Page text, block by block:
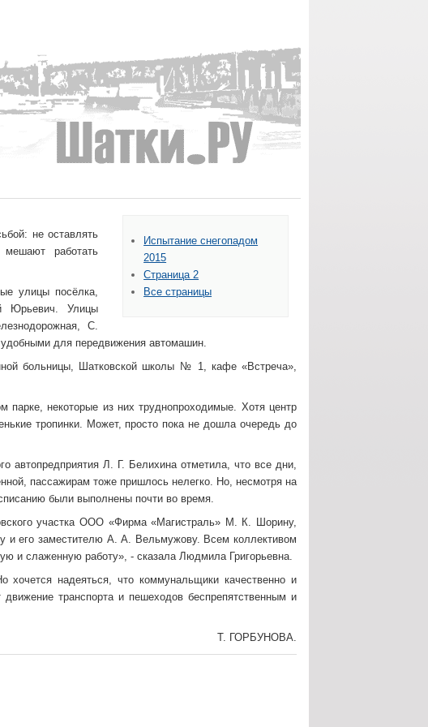
Испытание снегопадом
2015
Страница 2
Все страницы
не оставлять
работать
улицы посёлка,
Юрьевич. Улицы
С.
для передвижения автомашин.
больницы, Шатковской школы № 1, кафе «Встреча»,
парке, некоторые из них труднопроходимые. Хотя центр
тропинки. Может, просто пока не дошла очередь до
автопредприятия Л. Г. Белихина отметила, что все дни,
пассажирам тоже пришлось нелегко. Но, несмотря на
были выполнены почти во время.
участка ООО «Фирма «Магистраль» М. К. Шорину,
и его заместителю А. А. Вельмужову. Всем коллективом
и слаженную работу», - сказала Людмила Григорьевна.
надеяться, что коммунальщики качественно и
транспорта и пешеходов беспрепятственным и
Т. ГОРБУНОВА.